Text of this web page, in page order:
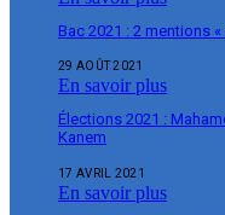
Bac 2021 : 2 mentions
29 AOÛT 2021
En savoir plus
Élections 2021 :
Kanem
17 AVRIL 2021
En savoir plus